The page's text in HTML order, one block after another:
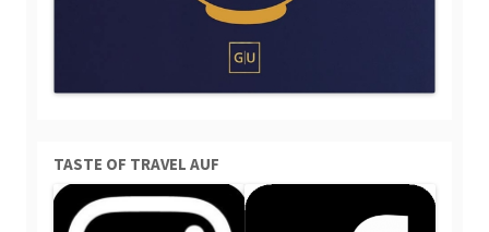
TASTE OF TRAVEL AUF